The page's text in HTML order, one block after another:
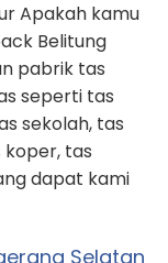
Apakah kamu
Belitung
pabrik tas
seperti tas
sekolah, tas
tas
dapat kami
Selatan